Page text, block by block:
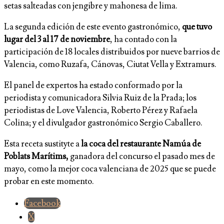
setas salteadas con jengibre y mahonesa de lima.
La segunda edición de este evento gastronómico, que tuvo
lugar del 3 al 17 de noviembre, ha contado con la
participación de 18 locales distribuidos por nueve barrios de
Valencia, como Ruzafa, Cánovas, Ciutat Vella y Extramurs.
El panel de expertos ha estado conformado por la
periodista y comunicadora Silvia Ruiz de la Prada; los
periodistas de Love Valencia, Roberto Pérez y Rafaela
Colina; y el divulgador gastronómico Sergio Caballero.
Esta receta sustityte ala coca del restaurante Namúa de
Poblats Marítims, ganadora del concurso el pasado mes de
mayo, como la mejor coca valenciana de 2025 que se puede
probar en este momento.
Facebook
X